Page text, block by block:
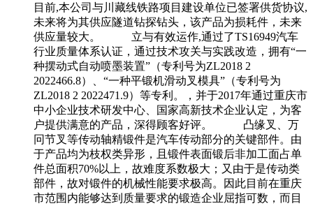
目前,本公司与川藏线铁路项目建设单位已签署供货协议,
未来将为其供应隧道钻探钻头，该产品为损耗件，未来
供应量较大。 立与有效运作,通过了TS16949汽车
行业质量体系认证，通过技术攻关与实践改造，拥有“一
种摆动式自动喷墨装置”（专利号为ZL2018 2
2022466.8）、“一种平锻机滑动叉模具”（专利号为
ZL2018 2 2022471.9）等专利。，并于2017年通过重庆市
中小企业技术研发中心、国家高新技术企业认定，为客
户提供满意的产品，深得顾客好评。 凸缘叉、万
冋节叉等传动轴精锻件是汽车传动部分的关键部件。由
于产品均为枝权类异形，且锻件表面锻后非加工面占单
件总面积70%以上，故难度系数极大；又由于是传动类
部件，故对锻件的机械性能要求极高。因此目前在重庆
市范围内能够达到质量要求的锻造企业屈指可数，而目